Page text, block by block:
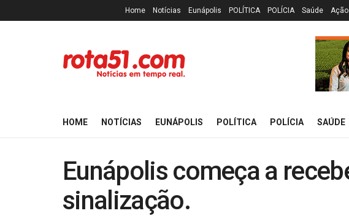
Home Notícias Eunápolis POLÍTICA POLÍCIA Saúde Ação
HOME NOTÍCIAS EUNÁPOLIS POLÍTICA POLÍCIA SAÚDE
Eunápolis começa a
sinalização.